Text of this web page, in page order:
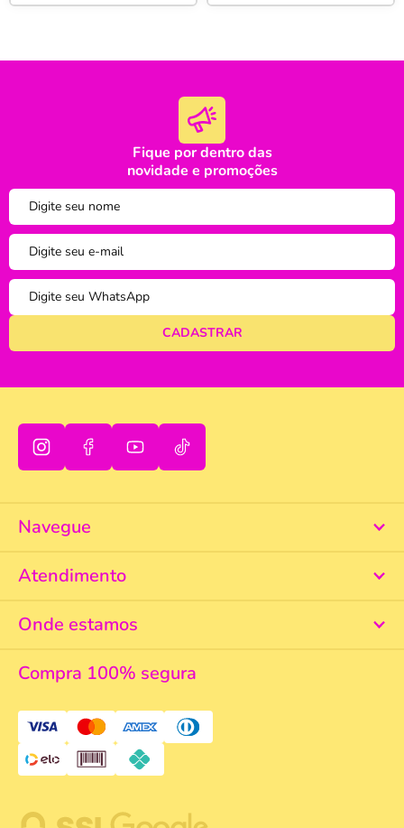
Fique por dentro das
novidade e promoções
Navegue
Atendimento
Onde estamos
Compra 100% segura
tudo bem